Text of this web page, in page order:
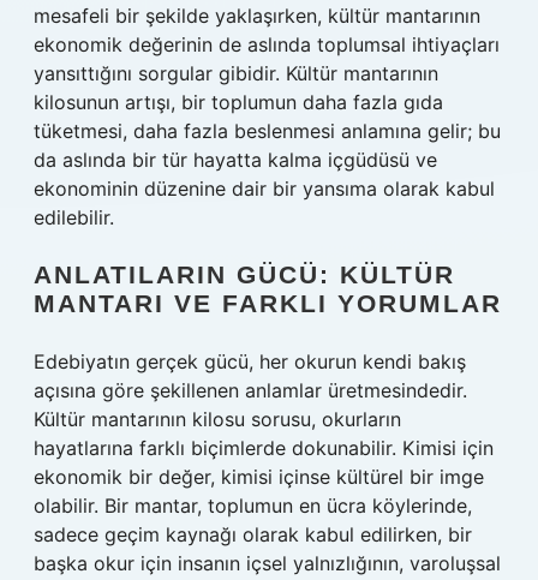
mesafeli bir şekilde yaklaşırken, kültür mantarının
ekonomik değerinin de aslında toplumsal ihtiyaçları
yansıttığını sorgular gibidir. Kültür mantarının
kilosunun artışı, bir toplumun daha fazla gıda
tüketmesi, daha fazla beslenmesi anlamına gelir; bu
da aslında bir tür hayatta kalma içgüdüsü ve
ekonominin düzenine dair bir yansıma olarak kabul
edilebilir.
ANLATILARIN GÜCÜ: KÜLTÜR
MANTARI VE FARKLI YORUMLAR
Edebiyatın gerçek gücü, her okurun kendi bakış
açısına göre şekillenen anlamlar üretmesindedir.
Kültür mantarının kilosu sorusu, okurların
hayatlarına farklı biçimlerde dokunabilir. Kimisi için
ekonomik bir değer, kimisi içinse kültürel bir imge
olabilir. Bir mantar, toplumun en ücra köylerinde,
sadece geçim kaynağı olarak kabul edilirken, bir
başka okur için insanın içsel yalnızlığının, varoluşsal